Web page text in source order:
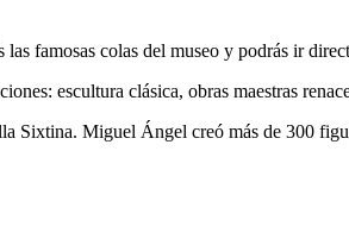
famosas colas del museo y podrás ir
escultura clásica, obras maestras
Sixtina. Miguel Ángel creó más de 300